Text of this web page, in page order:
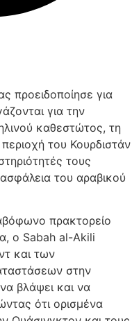
προειδοποίησε για
για την
καθεστώτος, τη
του Κουρδιστάν
τους
του αραβικού
πρακτορείο
ο Sabah al-Akili
και των
στην
βλάψει και να
ότι ορισμένα